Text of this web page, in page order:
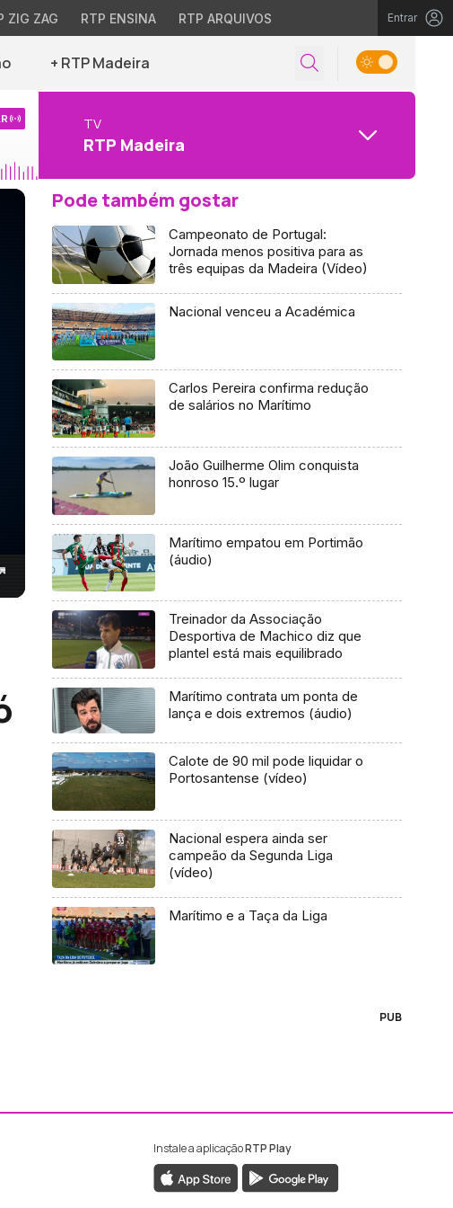
ZIG ZAG RTP ENSINA RTP ARQUIVOS Entrar
+ RTP Madeira
TV
RTP Madeira
Pode também gostar
Campeonato de Portugal:
Jornada menos positiva para as
três equipas da Madeira (Vídeo)
Nacional venceu a Académica
Carlos Pereira confirma redução
de salários no Marítimo
João Guilherme Olim conquista
honroso 15.º lugar
Marítimo empatou em Portimão
(áudio)
Treinador da Associação
Desportiva de Machico diz que
plantel está mais equilibrado
Marítimo contrata um ponta de
lança e dois extremos (áudio)
Calote de 90 mil pode liquidar o
Portosantense (vídeo)
Nacional espera ainda ser
campeão da Segunda Liga
(vídeo)
Marítimo e a Taça da Liga
PUB
Facebook da RTP Madeira
Instagram da RTP Madeira
Instale a aplicaçãoRTP Play